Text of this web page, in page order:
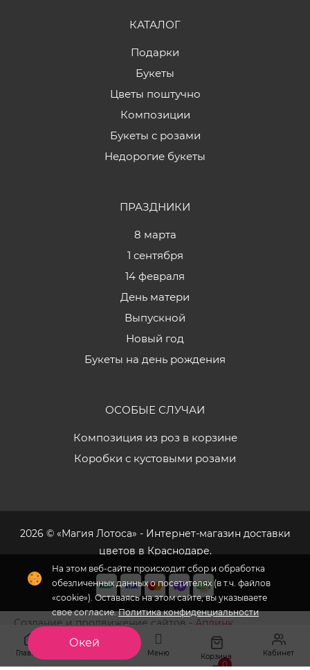
Главная Меню Корзина
0
Кабинет
На этом веб-сайте происходит сбор и обработка
обезличенных данных о посетителях (в т.ч. файлов
«cookie»). Оставаясь на этом сайте, вы указываете
свое согласие.Политика конфиденциальности
Окей
КАТАЛОГ
Подарки
Букеты
Цветы поштучно
Композиции
Букеты с розами
Недорогие букеты
ПРАЗДНИКИ
8 марта
1 сентября
14 февраля
День матери
Выпускной
Новый год
Букеты на день рождения
ОСОБЫЕ СЛУЧАИ
Композиция из роз в корзине
Коробки с кустовыми розами
2026 © «Магия Лотоса» - Интернет-магазин доставки
цветов в Краснодаре.
Создание и продвижение сайтов - Аплинк